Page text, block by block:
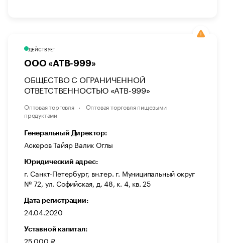
ДЕЙСТВУЕТ
ООО «АТВ-999»
ОБЩЕСТВО С ОГРАНИЧЕННОЙ
ОТВЕТСТВЕННОСТЬЮ «АТВ-999»
Оптовая торговля
Оптовая торговля пищевыми
продуктами
Генеральный Директор:
Аскеров Тайяр Валик Оглы
Юридический адрес:
г. Санкт-Петербург, вн.тер. г. Муниципальный округ
№ 72, ул. Софийская, д. 48, к. 4, кв. 25
Дата регистрации:
24.04.2020
Уставной капитал:
25 000 ₽